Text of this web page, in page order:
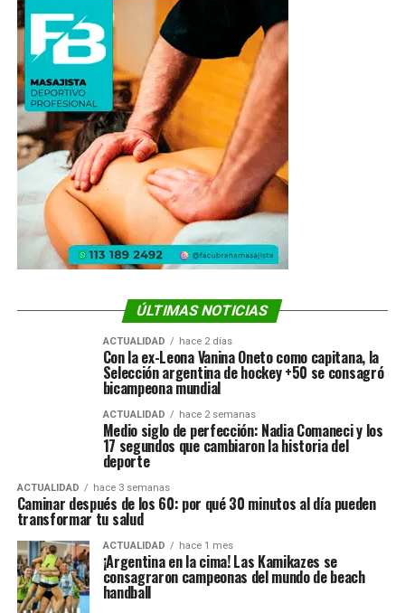
ÚLTIMAS NOTICIAS
ACTUALIDAD hace 2 días
Con la ex-Leona Vanina Oneto como capitana, la
Selección argentina de hockey +50 se consagró
bicampeona mundial
ACTUALIDAD hace 2 semanas
Medio siglo de perfección: Nadia Comaneci y los
17 segundos que cambiaron la historia del
deporte
ACTUALIDAD hace 3 semanas
Caminar después de los 60: por qué 30 minutos al día pueden
transformar tu salud
ACTUALIDAD hace 1 mes
¡Argentina en la cima! Las Kamikazes se
consagraron campeonas del mundo de beach
handball